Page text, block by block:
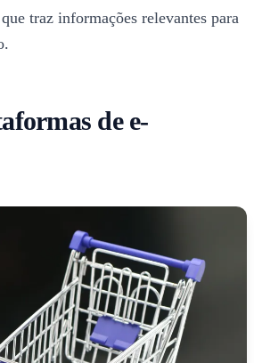
traz informações relevantes para
de e-